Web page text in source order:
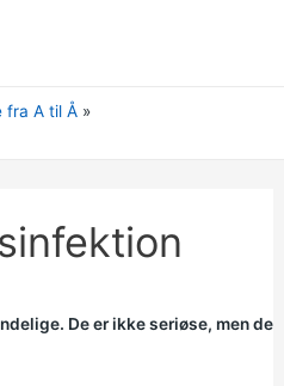
fra A til Å
De er ikke seriøse, men de